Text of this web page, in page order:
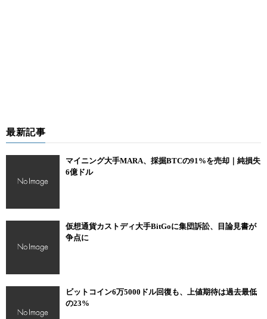
最新記事
マイニング大手MARA、採掘BTCの91%を売却｜純損失
6億ドル
仮想通貨カストディ大手BitGoに集団訴訟、目論見書が
争点に
ビットコイン6万5000ドル回復も、上値期待は過去最低
の23%